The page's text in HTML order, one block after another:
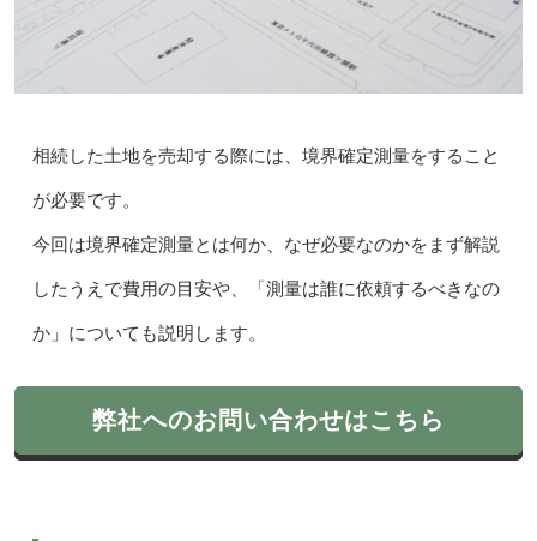
相続した土地を売却する際には、境界確定測量をすること
が必要です。
今回は境界確定測量とは何か、なぜ必要なのかをまず解説
したうえで費用の目安や、「測量は誰に依頼するべきなの
か」についても説明します。
弊社へのお問い合わせはこちら